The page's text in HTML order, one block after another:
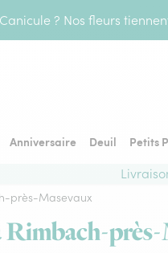
Canicule ? Nos fleurs
Anniversaire Deuil Petits
près-Masevaux